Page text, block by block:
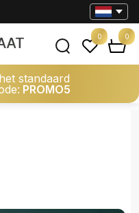
standaard
PROMO5
0 0